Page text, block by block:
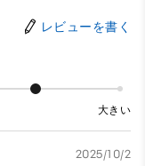
レビューを書く
大きい
2025/10/2